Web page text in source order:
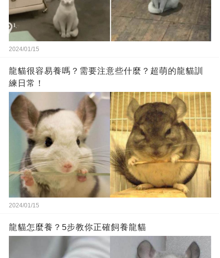
2024/01/15
龍貓很容易養嗎？需要注意些什麼？超萌的龍貓訓
練日常！
2024/01/15
龍貓怎麼養？5步教你正確飼養龍貓